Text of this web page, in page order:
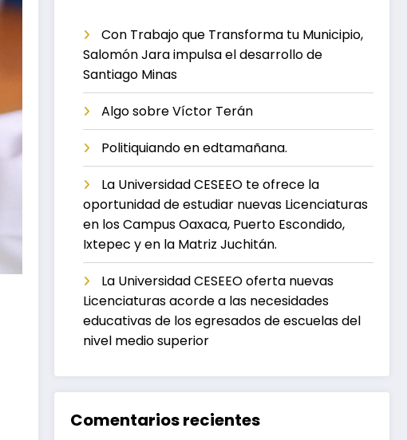
Con Trabajo que Transforma tu Municipio,
Salomón Jara impulsa el desarrollo de
Santiago Minas
Algo sobre Víctor Terán
Politiquiando en edtamañana.
La Universidad CESEEO te ofrece la
oportunidad de estudiar nuevas Licenciaturas
en los Campus Oaxaca, Puerto Escondido,
Ixtepec y en la Matriz Juchitán.
La Universidad CESEEO oferta nuevas
Licenciaturas acorde a las necesidades
educativas de los egresados de escuelas del
nivel medio superior
Comentarios recientes